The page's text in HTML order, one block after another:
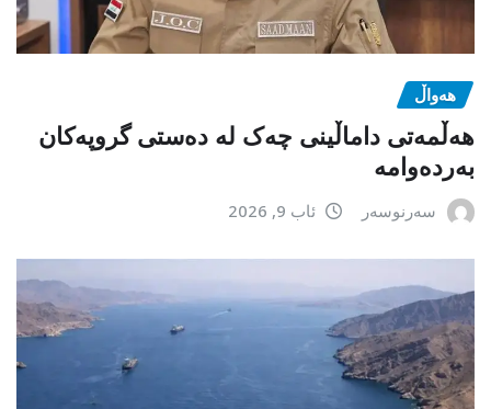
هەواڵ
هەڵمەتی داماڵینی چەک لە دەستی گروپەکان
بەردەوامە
سەرنوسەر ئاب 9, 2026